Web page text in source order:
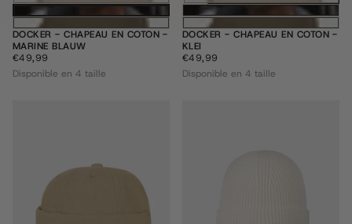
DOCKER - CHAPEAU EN COTON -
MARINE BLAUW
€49,99
PRIX
RÉGULIER
€49,99
Disponible en 4 taille
DOCKER - CHAPEAU EN COTON -
KLEI
€49,99
PRIX
RÉGULIER
€49,99
Disponible en 4 taille